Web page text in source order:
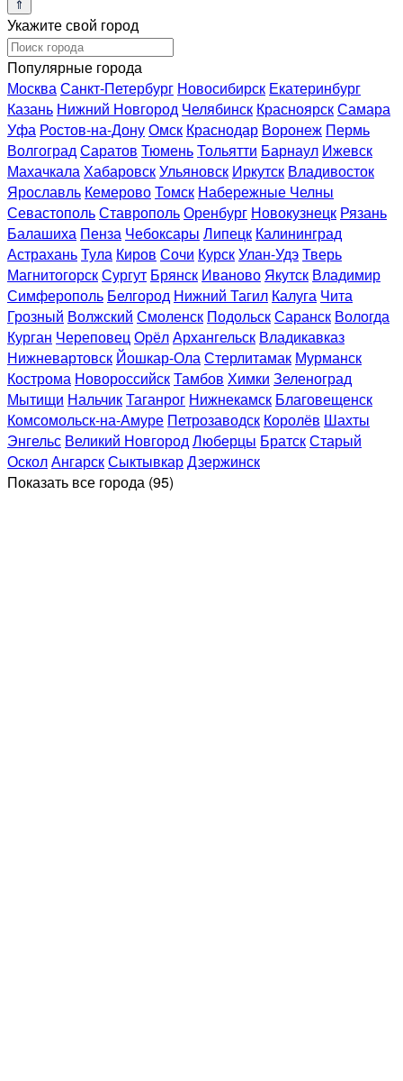
Укажите свой город
Популярные города
МоскваСанкт-Петербург Новосибирск Екатеринбург
Казань Нижний Новгород Челябинск КрасноярскСамара
Уфа Ростов-на-ДонуОмск Краснодар Воронеж Пермь
ВолгоградСаратов ТюменьТольятти Барнаул Ижевск
МахачкалаХабаровскУльяновск Иркутск Владивосток
Ярославль КемеровоТомск Набережные Челны
СевастопольСтавропольОренбург Новокузнецк Рязань
Балашиха Пенза Чебоксары Липецк Калининград
АстраханьТула Киров Сочи КурскУлан-УдэТверь
МагнитогорскСургут Брянск Иваново Якутск Владимир
Симферополь Белгород Нижний Тагил Калуга Чита
Грозный Волжский Смоленск ПодольскСаранск Вологда
Курган ЧереповецОрёлАрхангельск Владикавказ
Нижневартовск Йошкар-ОлаСтерлитамак Мурманск
Кострома НовороссийскТамбов Химки Зеленоград
Мытищи НальчикТаганрог Нижнекамск Благовещенск
Комсомольск-на-Амуре Петрозаводск Королёв Шахты
Энгельс Великий НовгородЛюберцы БратскСтарый
ОсколАнгарскСыктывкарДзержинск
Показать все города (95)